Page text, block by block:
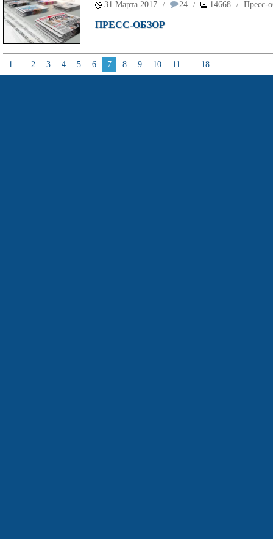
31 Марта 2017 / 24 / 14668 / Пресс-
ПРЕСС-ОБЗОР
1 ... 2 3 4 5 6 7 8 9 10 11 ... 18